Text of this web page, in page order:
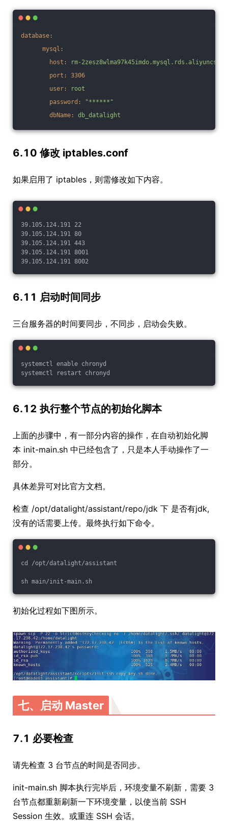
database:
mysql:
host:
rm-
port:
3306
user:
root
password:
"******"
dbName:
db_datalight
6.10 修改 iptables.conf
如果启用了 iptables，则需修改如下内容。
39.105.124.191 22
39.105.124.191 80
39.105.124.191 443
39.105.124.191 8001
39.105.124.191 8002
6.11 启动时间同步
三台服务器的时间要同步，不同步，启动会失败。
systemctl enable chronyd
systemctl restart chronyd
6.12 执行整个节点的初始化脚本
上面的步骤中，有一部分内容的操作，在自动初始化脚
本 init-main.sh 中已经包含了，只是本人手动操作了一
部分。
具体差异可对比官方文档。
检查 /opt/datalight/assistant/repo/jdk 下 是否有jdk,
没有的话需要上传。最终执行如下命令。
cd /opt/datalight/assistant
sh main/init-main.sh
初始化过程如下图所示。
七、启动 Master
7.1 必要检查
请先检查 3 台节点的时间是否同步。
init-main.sh 脚本执行完毕后，环境变量不刷新，需要 3
台节点都重新刷新一下环境变量，以使当前 SSH
Session 生效。或重连 SSH 会话。